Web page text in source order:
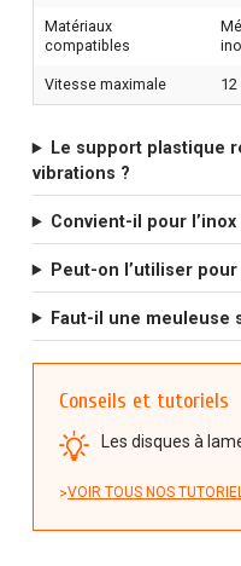
Matériaux
compatibles
Vitesse maximale 12
Le support plastique
vibrations ?
Convient-il pour l’inox
Peut-on l’utiliser
Faut-il une meuleuse
Conseils et tutoriels
Les disques à
VOIR TOUS NOS